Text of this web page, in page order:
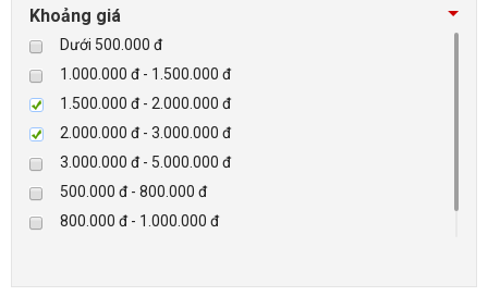
Checkpoint
Paradox-Canada
D-max
HIKVISON
Eguard
Khác
Rapiscan
Khoảng giá
Dưới 500.000 đ
1.000.000 đ - 1.500.000 đ
1.500.000 đ - 2.000.000 đ
2.000.000 đ - 3.000.000 đ
3.000.000 đ - 5.000.000 đ
500.000 đ - 800.000 đ
800.000 đ - 1.000.000 đ
NHÀ THÔNG MINH
LIÊN HỆ